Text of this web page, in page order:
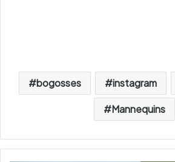
bogosses instagram
Mannequins